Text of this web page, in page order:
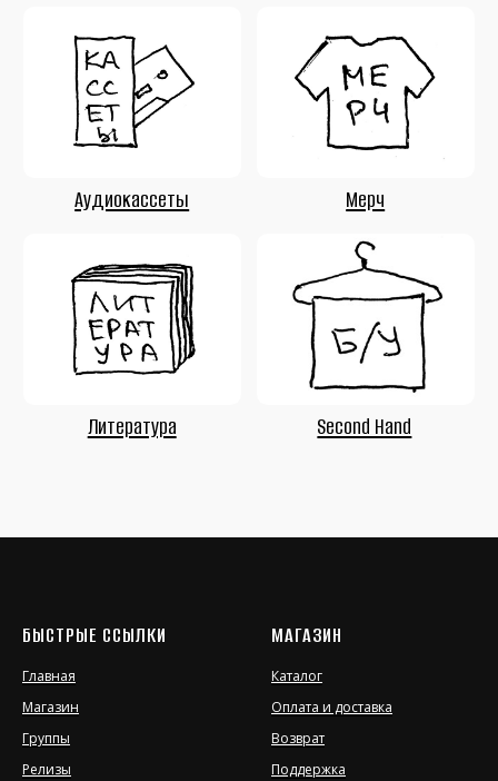
БЫСТРЫЕ ССЫЛКИ
Главная
Магазин
Группы
Релизы
МАГАЗИН
Каталог
Оплата и доставка
Возврат
Поддержка